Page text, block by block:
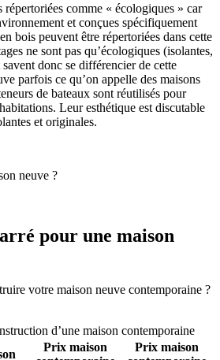
répertoriées comme « écologiques » car
et conçues spécifiquement
bois peuvent être répertoriées dans cette
ne sont pas qu’écologiques (isolantes,
savent donc se différencier de cette
parfois ce qu’on appelle des maisons
de bateaux sont réutilisés pour
Leur esthétique est discutable
et originales.
neuve ?
pour une maison
votre maison neuve contemporaine ?
d’une maison contemporaine
Prix maison
Prix maison